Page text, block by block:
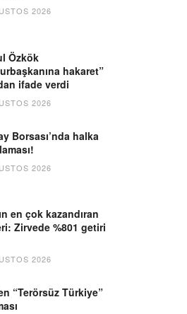
2026
Özkök
hakaret”
ifade verdi
2026
Borsası’nda halka
2026
en çok kazandıran
Zirvede %801 getiri
2026
“Terörsüz Türkiye”